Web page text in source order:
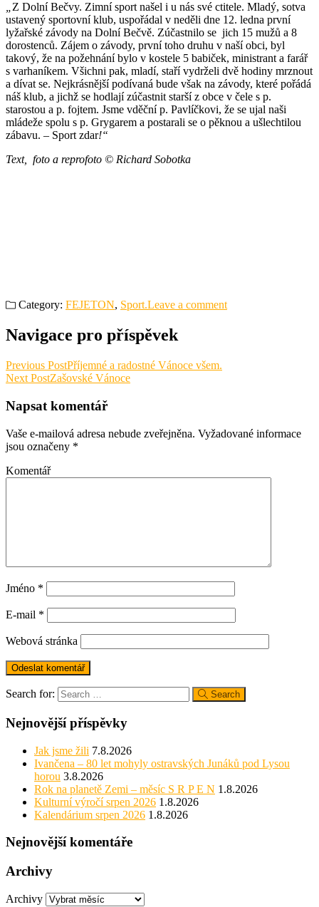
„Z Dolní Bečvy. Zimní sport našel i u nás své ctitele. Mladý, sotva
ustavený sportovní klub, uspořádal v neděli dne 12. ledna první
lyžařské závody na Dolní Bečvě. Zúčastnilo se jich 15 mužů a 8
dorostenců. Zájem o závody, první toho druhu v naší obci, byl
takový, že na požehnání bylo v kostele 5 babiček, ministrant a farář
s varhaníkem. Všichni pak, mladí, staří vydrželi dvě hodiny mrznout
a dívat se. Nejkrásnější podívaná bude však na závody, které pořádá
náš klub, a jichž se hodlají zúčastnit starší z obce v čele s p.
starostou a p. fojtem. Jsme vděční p. Pavlíčkovi, že se ujal naši
mládeže spolu s p. Grygarem a postarali se o pěknou a ušlechtilou
zábavu. – Sport zdar!“
Text, foto a reprofoto © Richard Sobotka
Category: FEJETON, Sport.Leave a comment
Navigace pro příspěvek
Previous PostPříjemné a radostné Vánoce všem.
Next PostZašovské Vánoce
Napsat komentář
Vaše e-mailová adresa nebude zveřejněna. Vyžadované informace
jsou označeny *
Komentář
Jméno *
E-mail *
Webová stránka
Search for: Search
Nejnovější příspěvky
Jak jsme žili 7.8.2026
Ivančena – 80 let mohyly ostravských Junáků pod Lysou
horou 3.8.2026
Rok na planetě Zemi – měsíc S R P E N 1.8.2026
Kulturní výročí srpen 2026 1.8.2026
Kalendárium srpen 2026 1.8.2026
Nejnovější komentáře
Archivy
Archivy